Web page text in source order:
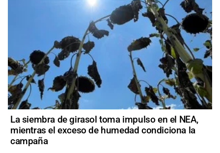
La siembra de girasol toma impulso en el NEA,
mientras el exceso de humedad condiciona la
campaña